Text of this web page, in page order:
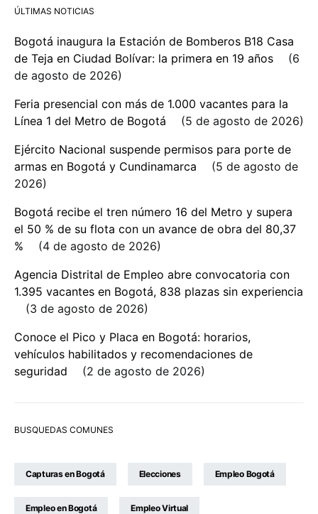
ÚLTIMAS NOTICIAS
Bogotá inaugura la Estación de Bomberos B18 Casa
de Teja en Ciudad Bolívar: la primera en 19 años
6
de agosto de 2026
Feria presencial con más de 1.000 vacantes para la
Línea 1 del Metro de Bogotá
5 de agosto de 2026
Ejército Nacional suspende permisos para porte de
armas en Bogotá y Cundinamarca
5 de agosto de
2026
Bogotá recibe el tren número 16 del Metro y supera
el 50 % de su flota con un avance de obra del 80,37
%
4 de agosto de 2026
Agencia Distrital de Empleo abre convocatoria con
1.395 vacantes en Bogotá, 838 plazas sin experiencia
3 de agosto de 2026
Conoce el Pico y Placa en Bogotá: horarios,
vehículos habilitados y recomendaciones de
seguridad
2 de agosto de 2026
BUSQUEDAS COMUNES
Capturas en Bogotá Elecciones Empleo Bogotá
Empleo en Bogotá Empleo Virtual